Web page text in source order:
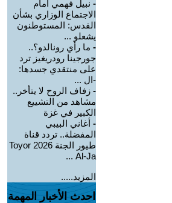
- نبيل فهمي أمام
الاجتماع الوزاري بشأن
القدس: المستوطنون
يشعلو ...
- ما رأي رونالدو؟..
جورجينا رودريغيز ترد
على منتقدي جسدها:
-ال ...
- زفاف الروح لا يتأخر..
مشاهد من التشييع
الكبير في غزة
- أغاني البيبي
المفضلة.. تردد قناة
طيور الجنة 2026 Toyor
Al-Ja ...
المزيد.....
احدث الأخبار المهمة